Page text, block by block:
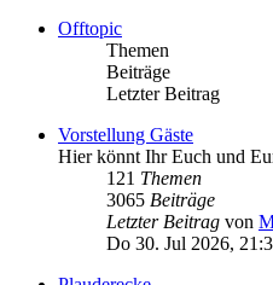
Offtopic
Themen
Beiträge
Letzter Beitrag
Vorstellung Gäste
Hier könnt Ihr Euch und
121 Themen
3065 Beiträge
Letzter Beitrag von
Do 30. Jul 2026,